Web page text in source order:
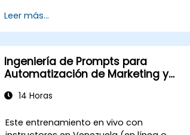
Leer más...
Ingeniería de Prompts para
Automatización de Marketing y
14 Horas
Este entrenamiento en vivo con